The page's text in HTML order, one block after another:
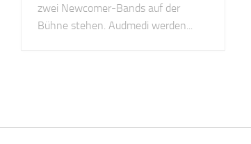
zwei Newcomer-Bands auf der
Bühne stehen. Audmedi werden...